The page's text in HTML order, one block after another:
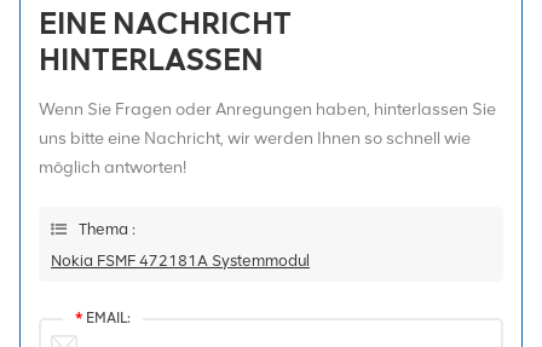
EINE NACHRICHT
HINTERLASSEN
Wenn Sie Fragen oder Anregungen haben, hinterlassen Sie
uns bitte eine Nachricht, wir werden Ihnen so schnell wie
möglich antworten!
Thema :
Nokia FSMF 472181A Systemmodul
* EMAIL: